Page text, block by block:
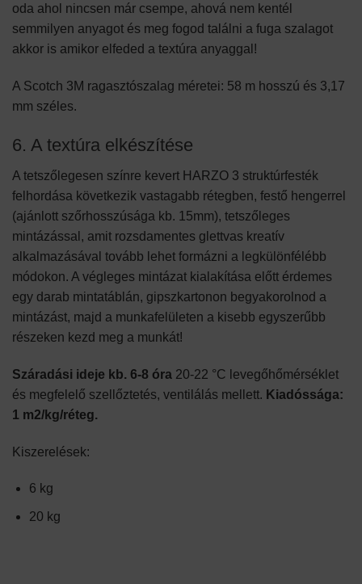
oda ahol nincsen már csempe, ahová nem kentél
semmilyen anyagot és meg fogod találni a fuga szalagot
akkor is amikor elfeded a textúra anyaggal!
A Scotch 3M ragasztószalag méretei: 58 m hosszú és 3,17
mm széles.
6. A textúra elkészítése
A tetszőlegesen színre kevert HARZO 3 struktúrfesték
felhordása következik vastagabb rétegben, festő hengerrel
(ajánlott szőrhosszúsága kb. 15mm), tetszőleges
mintázással, amit rozsdamentes glettvas kreatív
alkalmazásával tovább lehet formázni a legkülönfélébb
módokon. A végleges mintázat kialakítása előtt érdemes
egy darab mintatáblán, gipszkartonon begyakorolnod a
mintázást, majd a munkafelületen a kisebb egyszerűbb
részeken kezd meg a munkát!
Száradási ideje kb. 6-8 óra 20-22 °C levegőhőmérséklet
és megfelelő szellőztetés, ventilálás mellett. Kiadóssága:
1 m2/kg/réteg.
Kiszerelések:
6 kg
20 kg